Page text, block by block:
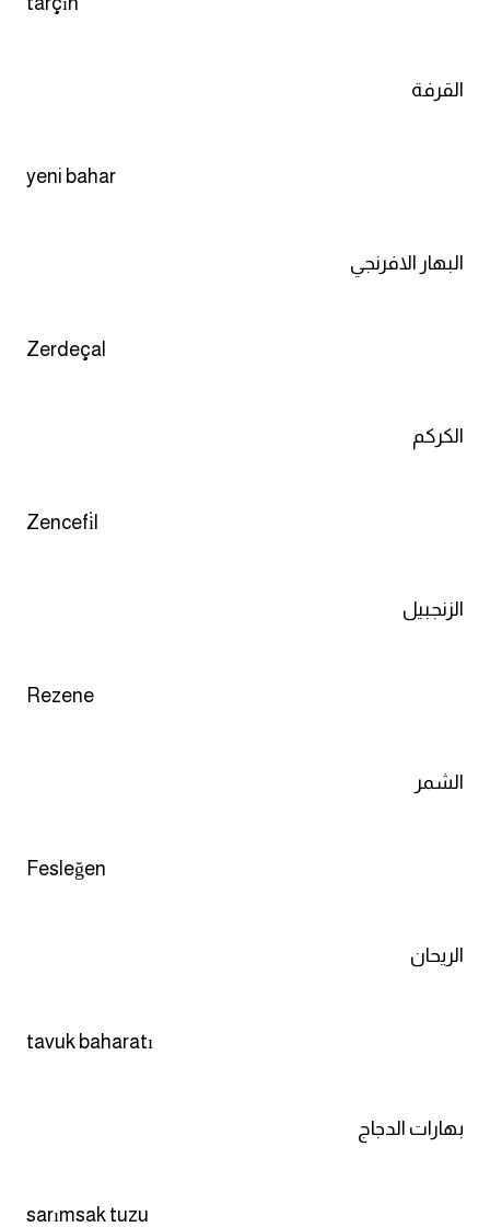
القرفة
yeni bahar
البهار الافرنجي
Zerdeçal
الكركم
Zencefi̇l
الزنجبيل
Rezene
الشمر
Fesleğen
الريحان
tavuk baharatı
بهارات الدجاج
sarımsak tuzu